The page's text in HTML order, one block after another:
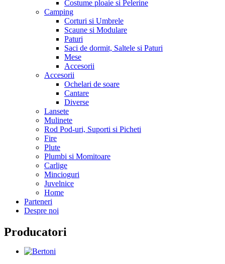
Costume ploaie si Pelerine
Camping
Corturi si Umbrele
Scaune si Modulare
Paturi
Saci de dormit, Saltele si Paturi
Mese
Accesorii
Accesorii
Ochelari de soare
Cantare
Diverse
Lansete
Mulinete
Rod Pod-uri, Suporti si Picheti
Fire
Plute
Plumbi si Momitoare
Carlige
Mincioguri
Juvelnice
Home
Parteneri
Despre noi
Producatori